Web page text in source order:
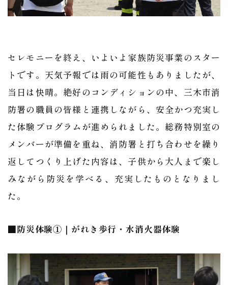
セレモニーを終え、いよいよ家族防災事業のスター
トです。天気予報では雨の可能性もありましたが、
当日は快晴。絶好のコンディションの中、三木市消
防署の職員の皆様と連携しながら、安全かつ充実し
た体験プログラムが進められました。総務特別室の
メンバーが準備を重ね、消防署と打ち合わせを繰り
返してつくり上げた内容は、子供から大人まで楽し
みながら防災を学べる、充実したものとなりまし
た。
■防災体験①｜がれき歩行・水消火器体験